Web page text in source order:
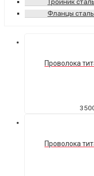
Тройник
Фланцы
Проволока
Проволока